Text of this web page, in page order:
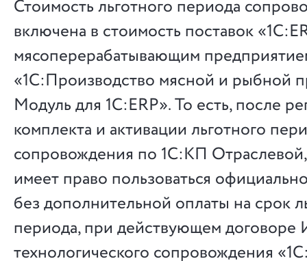
Стоимость льготного периода
включена в стоимость поставок
мясоперерабатывающим
«1С:Производство мясной и рыбной
Модуль для 1С:ERP». То есть, после
комплекта и активации льготного
сопровождения по 1С:КП Отраслевой,
имеет право пользоваться
без дополнительной оплаты на срок
периода, при действующем
технологического сопровождения